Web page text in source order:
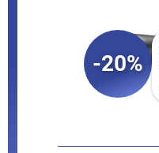
-20%